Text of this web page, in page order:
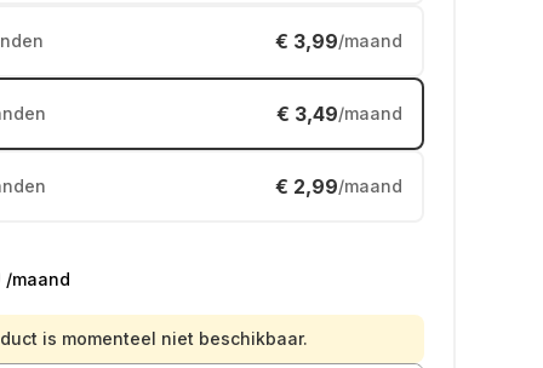
€ 3,99/maand
€ 3,49/maand
€ 2,99/maand
/maand
is momenteel niet beschikbaar.